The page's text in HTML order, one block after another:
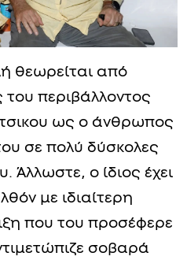
θεωρείται από
περιβάλλοντος
ως ο άνθρωπος
σε πολύ δύσκολες
Άλλωστε, ο ίδιος έχει
με ιδιαίτερη
που του προσέφερε
σοβαρά